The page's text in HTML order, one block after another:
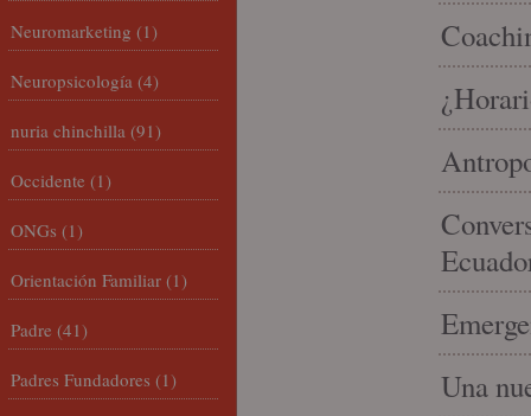
Una
Neuromarketing (1)
Neuropsicología (4)
nuria chinchilla (91)
Occidente (1)
ONGs (1)
Orientación Familiar (1)
Padre (41)
Padres Fundadores (1)